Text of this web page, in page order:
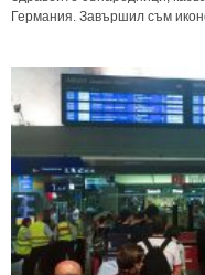
Германия. Завършил съм